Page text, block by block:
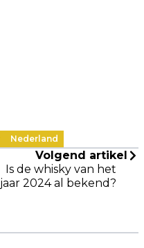
Nederland
Volgend artikel
Is de whisky van het
jaar 2024 al bekend?